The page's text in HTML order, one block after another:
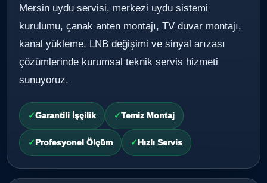
Mersin uydu servisi, merkezi uydu sistemi
kurulumu, çanak anten montajı, TV duvar montajı,
kanal yükleme, LNB değişimi ve sinyal arızası
çözümlerinde kurumsal teknik servis hizmeti
sunuyoruz.
Garantili İşçilik Temiz Montaj
Profesyonel Ölçüm Hızlı Servis